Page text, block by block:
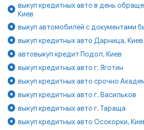
выкуп кредитных авто в день
Киев
выкуп автомобилей с документами
выкуп кредитных авто Дарница, Киев
автовыкуп кредит Подол, Киев
выкуп кредитных авто г. Яготин
выкуп кредитных авто срочно
выкуп кредитных авто г. Васильков
выкуп кредитных авто г. Тараща
выкуп кредитных авто Осокорки,